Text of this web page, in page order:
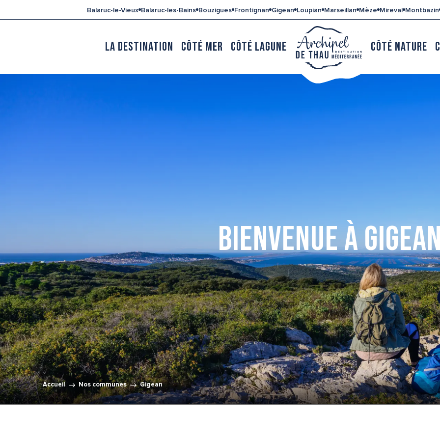
au
Balaruc-le-Vieux Balaruc-les-Bains Bouzigues Frontignan Gigean Loupian Marseillan Mèze Mireval Montbazin
LA DESTINATION CÔTÉ MER CÔTÉ LAGUNE CÔTÉ NATURE
Bienvenue à
Accueil Nos communes Gigean